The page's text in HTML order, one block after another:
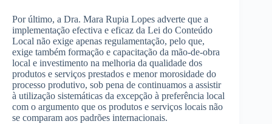
Por último, a Dra. Mara Rupia Lopes adverte que a
implementação efectiva e eficaz da Lei do Conteúdo
Local não exige apenas regulamentação, pelo que,
exige também formação e capacitação da mão-de-obra
local e investimento na melhoria da qualidade dos
produtos e serviços prestados e menor morosidade do
processo produtivo, sob pena de continuamos a assistir
à utilização sistemáticas da excepção à preferência local
com o argumento que os produtos e serviços locais não
se comparam aos padrões internacionais.